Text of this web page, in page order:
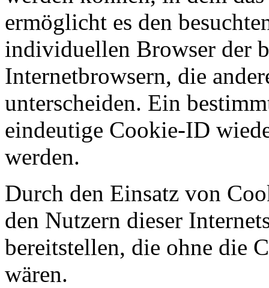
ermöglicht es den
individuellen Browser der
Internetbrowsern, die
unterscheiden. Ein
eindeutige Cookie-ID
werden.
Durch den Einsatz von
den Nutzern dieser
bereitstellen, die ohne die
wären.